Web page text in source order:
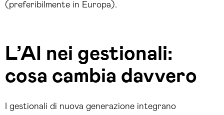
(preferibilmente in Europa).
L’AI nei gestionali:
cosa cambia davvero
I gestionali di nuova generazione integrano